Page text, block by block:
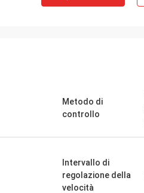
quella di alcuni marchi importanti che
abbiamo utilizzato, a una frazione del
Metodo di
controllo
Intervallo di
regolazione della
velocità